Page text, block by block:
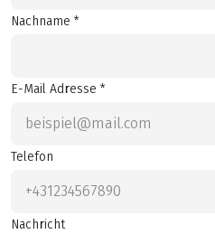
Nachname *
E-Mail Adresse *
Telefon
Nachricht